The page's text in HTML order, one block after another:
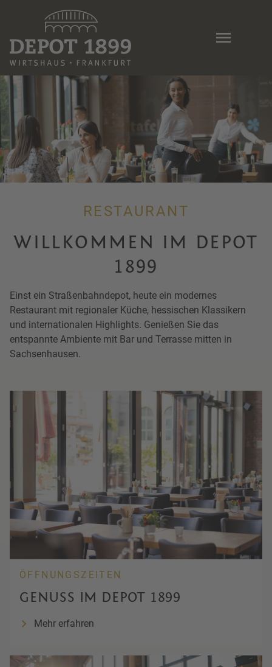
main
content
RESTAURANT
WILLKOMMEN IM DEPOT
1899
Einst ein Straßenbahndepot, heute ein modernes
Restaurant mit regionaler Küche, hessischen Klassikern
und internationalen Highlights. Genießen Sie das
entspannte Ambiente mit Bar und Terrasse mitten in
Sachsenhausen.
ÖFFNUNGSZEITEN
GENUSS IM DEPOT 1899
Mehr erfahren